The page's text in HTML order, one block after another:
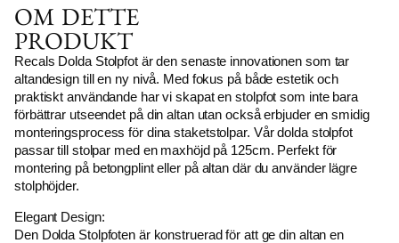
OM DETTE
PRODUKT
Recals Dolda Stolpfot är den senaste innovationen som tar
altandesign till en ny nivå. Med fokus på både estetik och
praktiskt användande har vi skapat en stolpfot som inte bara
förbättrar utseendet på din altan utan också erbjuder en smidig
monteringsprocess för dina staketstolpar. Vår dolda stolpfot
passar till stolpar med en maxhöjd på 125cm. Perfekt för
montering på betongplint eller på altan där du använder lägre
stolphöjder.
Elegant Design:
Den Dolda Stolpfoten är konstruerad för att ge din altan en